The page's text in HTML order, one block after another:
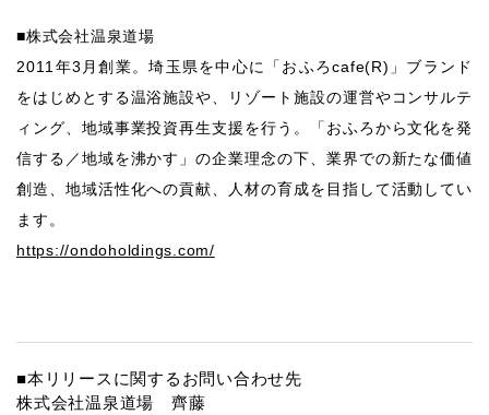
■株式会社温泉道場
2011年3月創業。埼玉県を中心に「おふろcafe(R)」ブランド
をはじめとする温浴施設や、リゾート施設の運営やコンサルテ
ィング、地域事業投資再生支援を行う。「おふろから文化を発
信する／地域を沸かす」の企業理念の下、業界での新たな価値
創造、地域活性化への貢献、人材の育成を目指して活動してい
ます。
https://ondoholdings.com/
■本リリースに関するお問い合わせ先
株式会社温泉道場 齊藤